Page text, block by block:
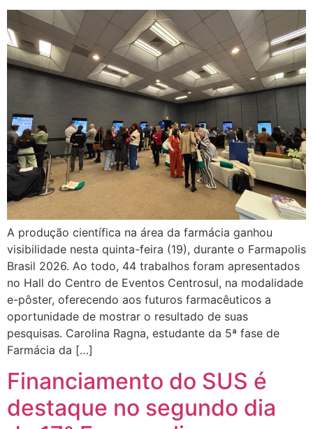
A produção científica na área da farmácia ganhou
visibilidade nesta quinta-feira (19), durante o Farmapolis
Brasil 2026. Ao todo, 44 trabalhos foram apresentados
no Hall do Centro de Eventos Centrosul, na modalidade
e-pôster, oferecendo aos futuros farmacêuticos a
oportunidade de mostrar o resultado de suas
pesquisas. Carolina Ragna, estudante da 5ª fase de
Farmácia da […]
Financiamento do SUS é
destaque no segundo dia